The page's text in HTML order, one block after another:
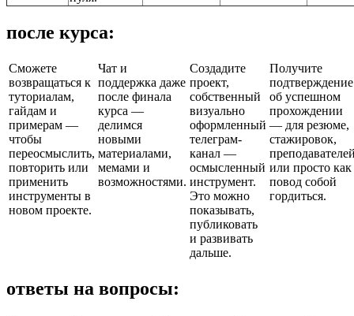
после курса:
Сможете
возвращаться к
туториалам,
гайдам и
примерам —
чтобы
переосмыслить,
повторить или
применить
инструменты в
новом проекте.
Чат и
поддержка даже
после финала
курса —
делимся
новыми
материалами,
мемами и
возможностями.
Создадите
проект,
собственный
визуально
оформленный
телеграм-
канал —
осмысленный
инструмент.
Это можно
показывать,
публиковать
и развивать
дальше.
Получите
подтверждение
об успешном
прохождении
— для резюме,
стажировок,
или просто как
повод собой
гордиться.
ответы на вопросы: